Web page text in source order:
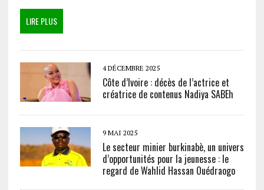
LIRE PLUS
4 DÉCEMBRE 2025
Côte d’Ivoire : décès de l’actrice et
créatrice de contenus Nadiya SABEh
9 MAI 2025
Le secteur minier burkinabè, un univers
d’opportunités pour la jeunesse : le
regard de Wahlid Hassan Ouédraogo